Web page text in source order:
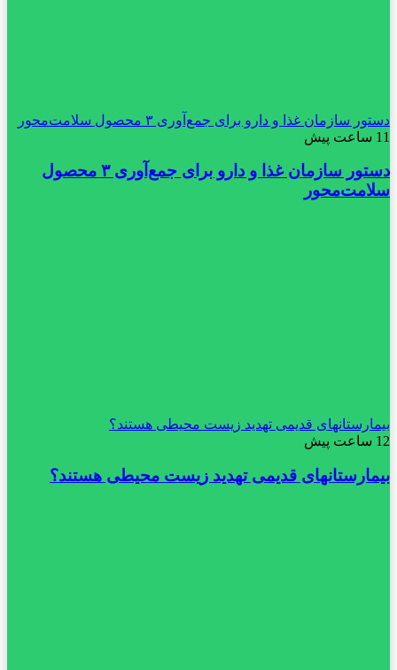
دستور سازمان غذا و دارو برای جمع‌آوری ۳ محصول سلامت‌محور
11 ساعت پیش
دستور سازمان غذا و دارو برای جمع‌آوری ۳ محصول
سلامت‌محور
بیمارستانهای قدیمی تهدید زیست محیطی هستند؟
12 ساعت پیش
بیمارستانهای قدیمی تهدید زیست محیطی هستند؟